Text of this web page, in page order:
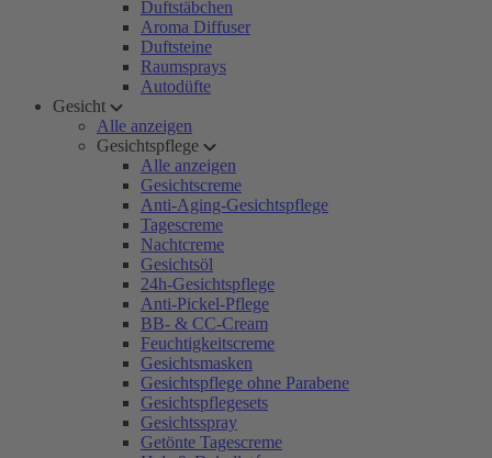
Duftstäbchen
Aroma Diffuser
Duftsteine
Raumsprays
Autodüfte
Gesicht
Alle anzeigen
Gesichtspflege
Alle anzeigen
Gesichtscreme
Anti-Aging-Gesichtspflege
Tagescreme
Nachtcreme
Gesichtsöl
24h-Gesichtspflege
Anti-Pickel-Pflege
BB- & CC-Cream
Feuchtigkeitscreme
Gesichtsmasken
Gesichtspflege ohne Parabene
Gesichtspflegesets
Gesichtsspray
Getönte Tagescreme